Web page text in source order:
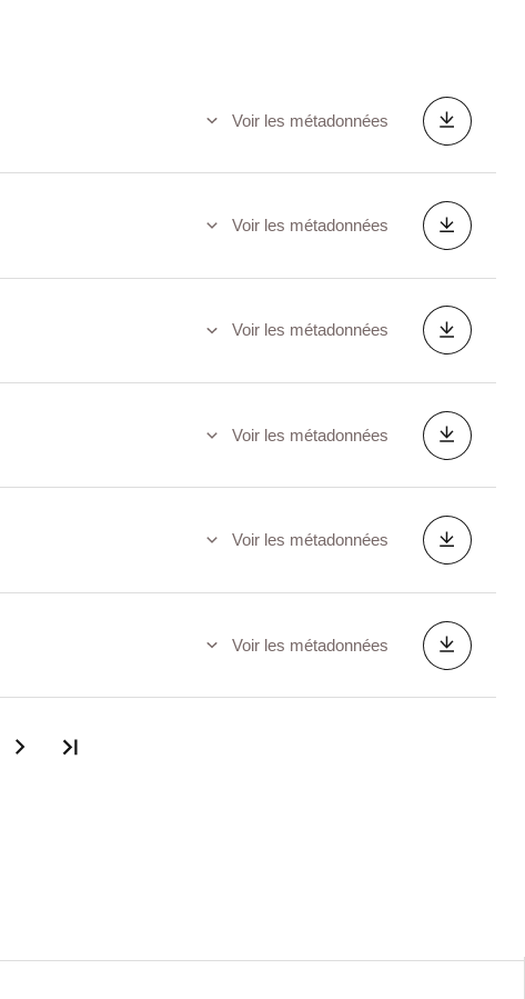
Voir les métadonnées
Voir les métadonnées
Voir les métadonnées
Voir les métadonnées
Voir les métadonnées
Voir les métadonnées